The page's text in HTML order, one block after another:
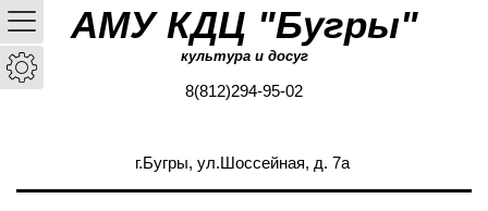
АМУ КДЦ "Бугры"
культура и досуг
8(812)294-95-02
г.Бугры, ул.Шоссейная, д. 7а